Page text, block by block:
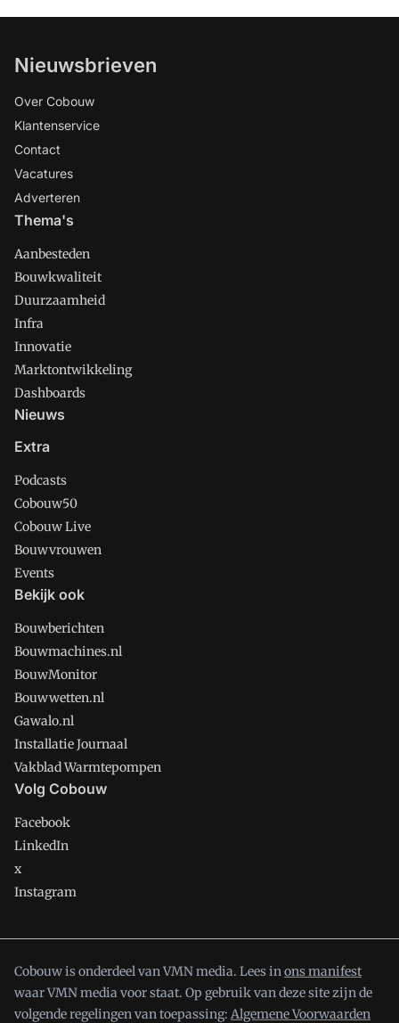
Nieuwsbrieven
Over Cobouw
Klantenservice
Contact
Vacatures
Adverteren
Thema's
Aanbesteden
Bouwkwaliteit
Duurzaamheid
Infra
Innovatie
Marktontwikkeling
Dashboards
Nieuws
Extra
Podcasts
Cobouw50
Cobouw Live
Bouwvrouwen
Events
Bekijk ook
Bouwberichten
Bouwmachines.nl
BouwMonitor
Bouwwetten.nl
Gawalo.nl
Installatie Journaal
Vakblad Warmtepompen
Volg Cobouw
Facebook
LinkedIn
x
Instagram
Cobouw is onderdeel van VMN media. Lees inons manifest
waar VMN media voor staat. Op gebruik van deze site zijn de
volgende regelingen van toepassing: Algemene Voorwaarden